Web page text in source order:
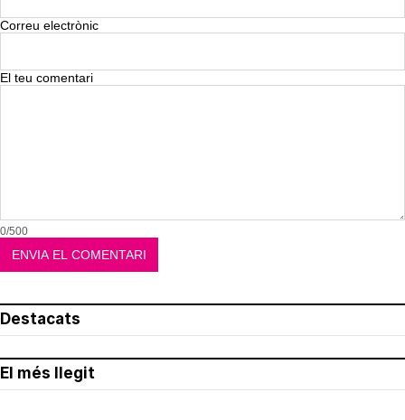
Correu electrònic
El teu comentari
0/500
Destacats
El més llegit